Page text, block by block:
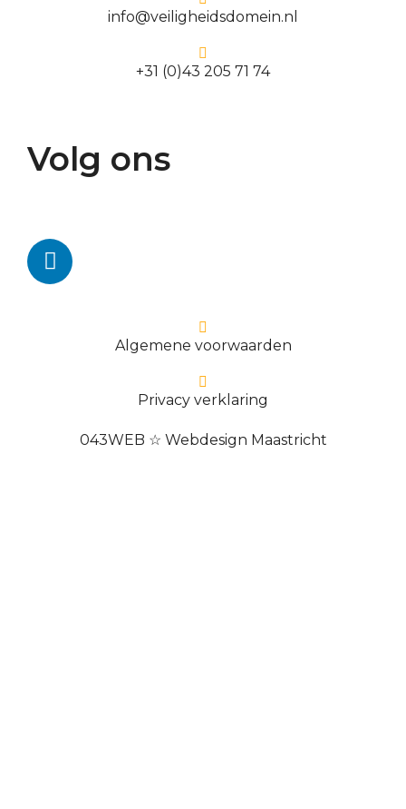
info@veiligheidsdomein.nl
+31 (0)43 205 71 74
Volg ons
Algemene voorwaarden
Privacy verklaring
043WEB ☆ Webdesign Maastricht